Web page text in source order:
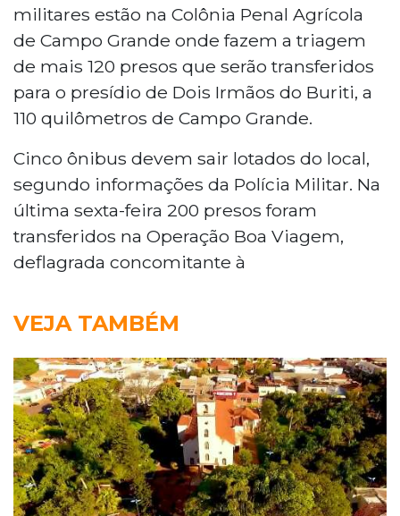
militares estão na Colônia Penal Agrícola
de Campo Grande onde fazem a triagem
de mais 120 presos que serão transferidos
para o presídio de Dois Irmãos do Buriti, a
110 quilômetros de Campo Grande.
Cinco ônibus devem sair lotados do local,
segundo informações da Polícia Militar. Na
última sexta-feira 200 presos foram
transferidos na Operação Boa Viagem,
deflagrada concomitante à
VEJA TAMBÉM